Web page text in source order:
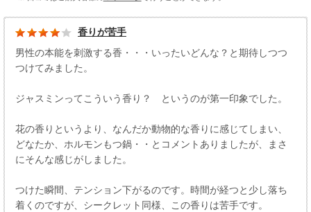
香りが苦手
男性の本能を刺激する香・・・いったいどんな？と期待しつつ
つけてみました。
ジャスミンってこういう香り？ というのが第一印象でした。
花の香りというより、なんだか動物的な香りに感じてしまい、
どなたか、ホルモンもつ鍋・・とコメントありましたが、まさ
にそんな感じがしました。
つけた瞬間、テンション下がるのです。時間が経つと少し落ち
着くのですが、シークレット同様、この香りは苦手です。